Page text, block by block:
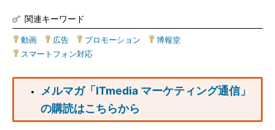
関連キーワード
動画 広告 プロモーション 博報堂
スマートフォン対応
メルマガ「ITmedia マーケティング通信」
の購読はこちらから